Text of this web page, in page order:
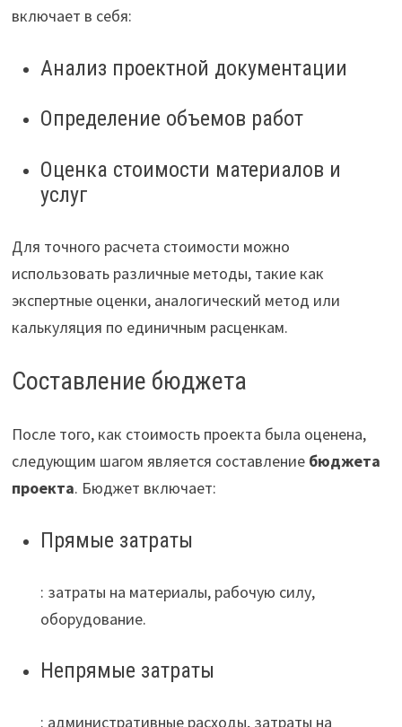
включает в себя:
Анализ проектной документации
Определение объемов работ
Оценка стоимости материалов и
услуг
Для точного расчета стоимости можно
использовать различные методы, такие как
экспертные оценки, аналогический метод или
калькуляция по единичным расценкам.
Составление бюджета
После того, как стоимость проекта была оценена,
следующим шагом является составление бюджета
проекта. Бюджет включает:
Прямые затраты
: затраты на материалы, рабочую силу,
оборудование.
Непрямые затраты
: административные расходы, затраты на